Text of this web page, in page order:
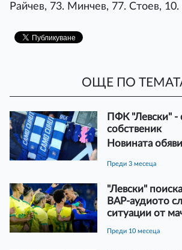
Райчев, 73. Минчев, 77. Стоев,
ОЩЕ ПО
ПФК "Левски" -
собственик
Новината
преди 3 месеца
"Левски"
ВАР-аудиото
ситуации от
преди 10 месеца